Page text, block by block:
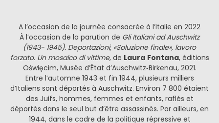
A l’occasion de la journée consacrée à l’Italie en 2022
À l’occasion de la parution de Gli Italiani ad Auschwitz
(1943- 1945). Deportazioni, «Soluzione finale», lavoro
forzato. Un mosaico di vittime, de Laura Fontana, éditions
Oświęcim, Musée d’État d’Auschwitz‐Birkenau, 2021.
Entre l’automne 1943 et fin 1944, plusieurs milliers
d’Italiens sont déportés à Auschwitz. Environ 7 800 étaient
des Juifs, hommes, femmes et enfants, raflés et
déportés dans le seul but d’être assassinés. Par ailleurs, en
1944, dans le cadre de la politique répressive et